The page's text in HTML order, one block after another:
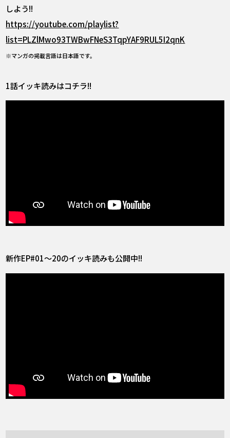
しよう!!
https://youtube.com/playlist?
list=PLZlMwo93TWBwFNeS3TqpYAF9RUL5I2qnK
※マンガの掲載言語は日本語です。
1話イッキ読みはコチラ!!
新作EP#01～20のイッキ読みも公開中!!